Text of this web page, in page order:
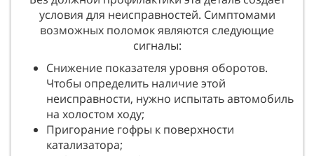
условия для неисправностей. Симптомами
возможных поломок являются следующие
сигналы:
Снижение показателя уровня оборотов.
Чтобы определить наличие этой
неисправности, нужно испытать автомобиль
на холостом ходу;
Пригорание гофры к поверхности
катализатора;